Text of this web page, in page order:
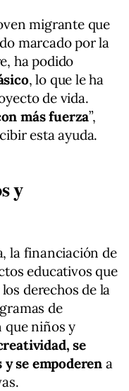
migrante que
marcado por la
ha podido
, lo que le ha
de vida.
más fuerza”,
esta ayuda.
y
la financiación de
educativos que
derechos de la
de
niños y
se
se empoderen a